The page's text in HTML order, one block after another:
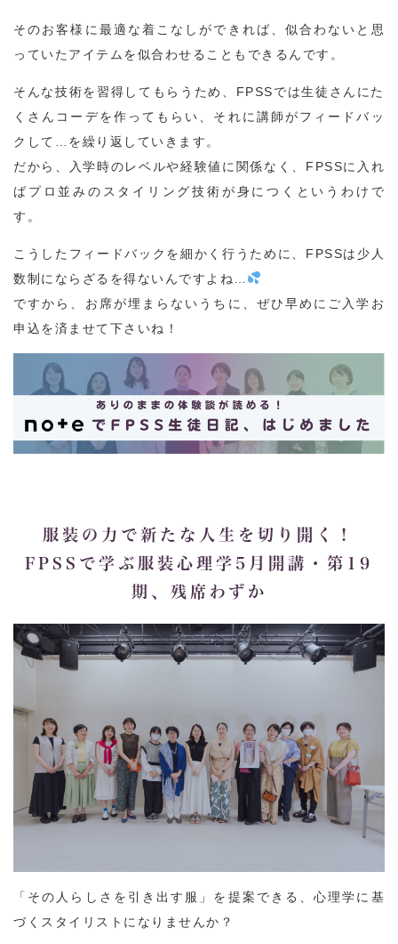
そのお客様に最適な着こなしができれば、似合わないと思
っていたアイテムを似合わせることもできるんです。
そんな技術を習得してもらうため、FPSSでは生徒さんにた
くさんコーデを作ってもらい、それに講師がフィードバッ
クして…を繰り返していきます。
だから、入学時のレベルや経験値に関係なく、FPSSに入れ
ばプロ並みのスタイリング技術が身につくというわけで
す。
こうしたフィードバックを細かく行うために、FPSSは少人
数制にならざるを得ないんですよね…
ですから、お席が埋まらないうちに、ぜひ早めにご入学お
申込を済ませて下さいね！
服装の力で新たな人生を切り開く！
FPSSで学ぶ服装心理学5月開講・第19
期、残席わずか
「その人らしさを引き出す服」を提案できる、心理学に基
づくスタイリストになりませんか？